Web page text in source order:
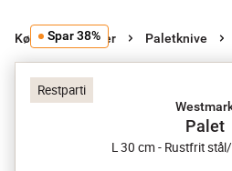
Køkkenredskaber Paletknive
Restparti
Spar 38%
Palet
L 30 cm - Rustfrit